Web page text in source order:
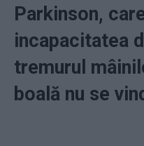
Parkinson,
incapacitatea
tremurul
boală nu se